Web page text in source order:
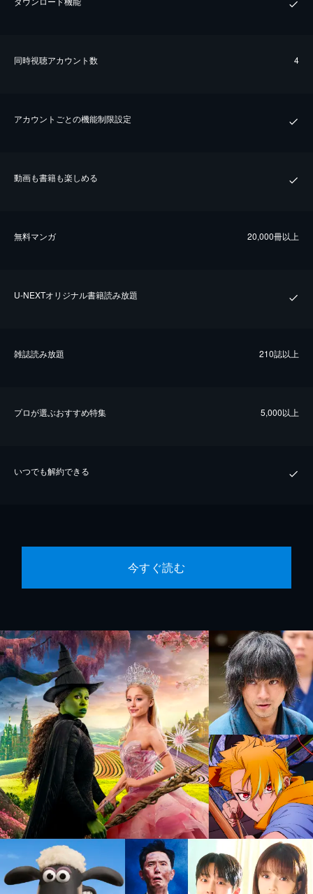
同時視聴アカウント数 4
アカウントごとの機能制限設定
動画も書籍も楽しめる
無料マンガ 20,000冊以上
U-NEXTオリジナル書籍読み放題
雑誌読み放題 210誌以上
プロが選ぶおすすめ特集 5,000以上
いつでも解約できる
今すぐ読む